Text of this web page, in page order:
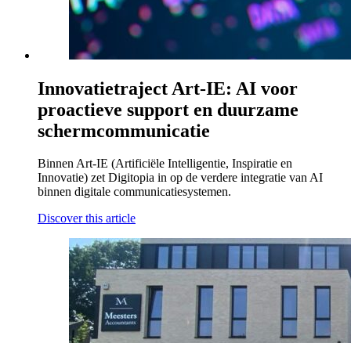
Innovatietraject Art-IE: AI voor
proactieve support en duurzame
schermcommunicatie
Binnen Art-IE (Artificiële Intelligentie, Inspiratie en
Innovatie) zet Digitopia in op de verdere integratie van AI
binnen digitale communicatiesystemen.
Discover this article